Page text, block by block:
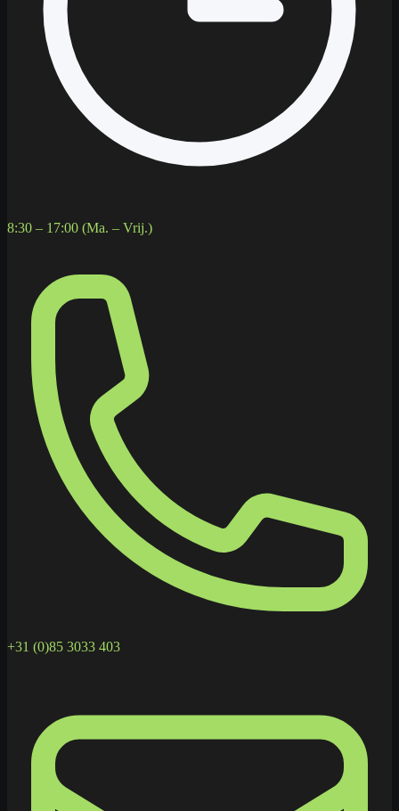
8:30 – 17:00 (Ma. – Vrij.)
+31 (0)85 3033 403